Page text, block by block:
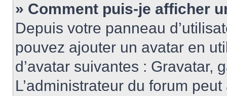
» Comment puis-je afficher
Depuis votre panneau
pouvez ajouter un avatar en
d’avatar suivantes : Gravatar,
L’administrateur du forum